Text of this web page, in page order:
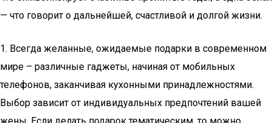
— что говорит о дальнейшей, счастливой и долгой жизни.
1. Всегда желанные, ожидаемые подарки в современном
мире – различные гаджеты, начиная от мобильных
телефонов, заканчивая кухонными принадлежностями.
Выбор зависит от индивидуальных предпочтений вашей